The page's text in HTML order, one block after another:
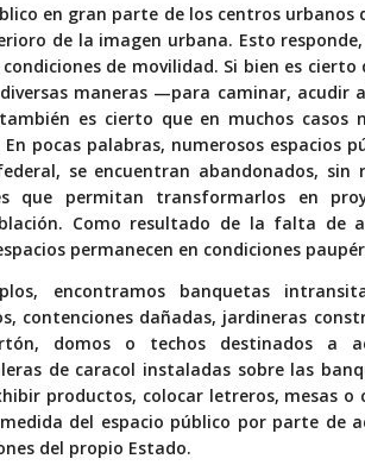
en gran parte de los centros urbanos
de la imagen urbana. Esto
de movilidad. Si bien es cierto
maneras —para caminar, acudir
es cierto que en muchos casos
pocas palabras, numerosos espacios
se encuentran abandonados, sin
que permitan transformarlos en
Como resultado de la falta de
permanecen en condiciones
encontramos banquetas
contenciones dañadas, jardineras
domos o techos destinados a
de caracol instaladas sobre las
productos, colocar letreros, mesas o
del espacio público por parte de
del propio Estado.